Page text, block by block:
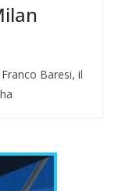
Baresi, il